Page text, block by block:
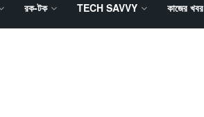
রক-টক TECH SAVVY কাজের খবর